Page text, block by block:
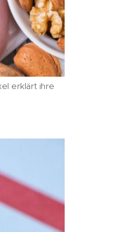
erklärt ihre